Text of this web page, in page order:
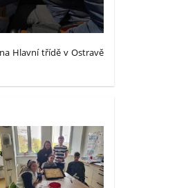
Hlavní třídě v Ostravě